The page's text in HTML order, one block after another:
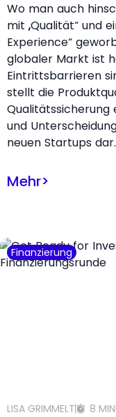
Wo man auch
mit „Qualität“ und
Experience“
globaler Markt ist
Eintrittsbarrieren
stellt die
Qualitätssicherung
und
neuen Startups
Mehr>
Finanzierung
LISA GRIMMELT 8